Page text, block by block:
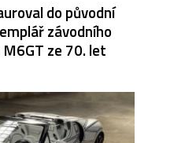
do původní
závodního
ze 70. let